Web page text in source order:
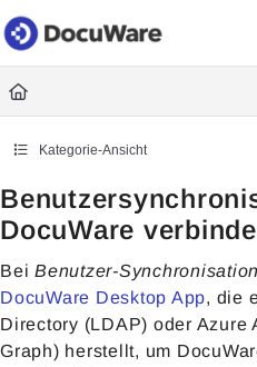
Documentation
Fetch the complete documentation
Use this file to discover all
Kategorie-Ansicht
DocuWare
Bei Benutzer-Synchronisation
DocuWare Desktop App, die
Directory (LDAP) oder Azure
Graph) herstellt, um